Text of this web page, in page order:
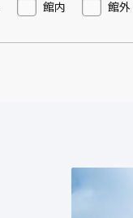
館内 館外